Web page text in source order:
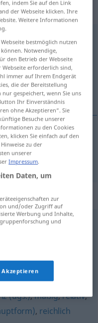
antippen)
recht (ugs.),halbwegs
(ugs.),mäßig,relativ,
, reichlich
indem Sie auf den Link
der Webseite klicken. Ihre
Weitere Informationen
bestmöglich nutzen
Notwendige,
den Betrieb der Webseite
erforderlich sind,
immer auf Ihrem Endgerät
die der Bereitstellung
gespeichert, wenn Sie uns
Ihr Einverständnis
ohne Akzeptieren“. Sie
Besuche unserer
zu den Cookies
klicken Sie einfach auf den
zu der
unserer
Impressum.
Daten, um
zur
und/oder Zugriff auf
Werbung und Inhalte,
und
Akzeptieren